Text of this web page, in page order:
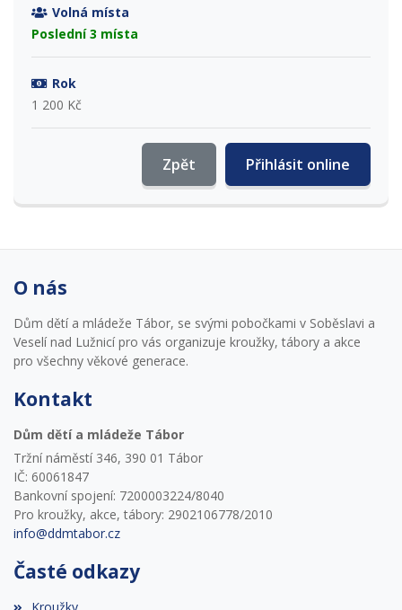
Volná místa
Poslední 3 místa
Rok
1 200 Kč
Přihlásit online
Zpět
O nás
Dům dětí a mládeže Tábor, se svými pobočkami v Soběslavi a
Veselí nad Lužnicí pro vás organizuje kroužky, tábory a akce
pro všechny věkové generace.
Kontakt
Dům dětí a mládeže Tábor
Tržní náměstí 346, 390 01 Tábor
IČ: 60061847
Bankovní spojení: 7200003224/8040
Pro kroužky, akce, tábory: 2902106778/2010
info@ddmtabor.cz
Časté odkazy
Kroužky